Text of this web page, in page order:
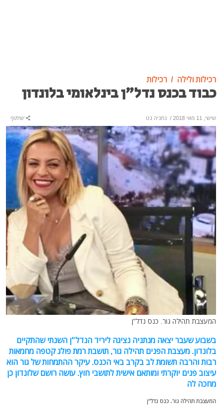
רכילות ולילה רכילות
כבוד בכנס נדל"ן בינלאומי בלונדון
שישי, 11 מאי 2018 / נתניה נט שיתוף
המעצבת תהילה גור. כנס נדל"ן
בשבוע שעבר יצאה מנתניה נציגה ליריד הנדל"ן השנתי שהתקיים
בלונדון. מעצבת הפנים תהילה גור, תושבת רמת פולג קטפה מחמאות
רבות והרבה תשומת לב בקרב באי הכנס. עיקר ההתמחות של גור הוא
עיצוב פנים יוקרתי ומותאם אישית לתושבי חוץ. עושה רושם שלונדון כן
מחכה לה
המעצבת תהילה גור. כנס נדל"ן